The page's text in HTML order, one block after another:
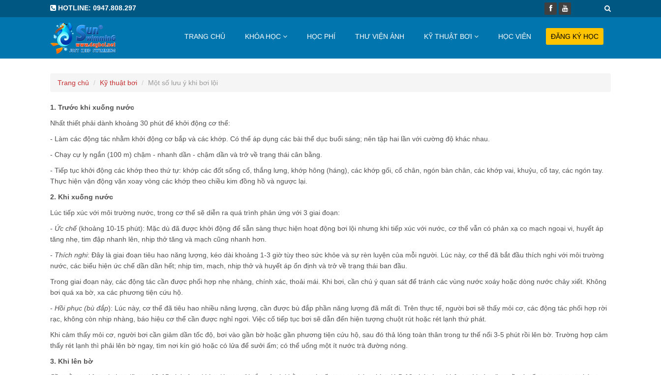
HOTLINE: 0947.808.297
TRANG CHỦ KHÓA HỌC HỌC PHÍ THƯ VIỆN ẢNH KỸ THUẬT BƠI HỌC VIÊN ĐĂNG KÝ HỌC
Trang chủ Kỹ thuật bơi Một số lưu ý khi bơi lội
1. Trước khi xuống nước
Nhất thiết phải dành khoảng 30 phút để khởi động cơ thể:
- Làm các động tác nhằm khởi động cơ bắp và các khớp. Có thể áp dụng các bài thể dục buổi sáng; nên tập hai lần với cường độ khác nhau.
- Chạy cự ly ngắn (100 m) chậm - nhanh dần - chậm dần và trở về trạng thái cân bằng.
- Tiếp tục khởi động các khớp theo thứ tự: khớp các đốt sống cổ, thắng lưng, khớp hông (háng), các khớp gối, cổ chân, ngón bàn chân, các khớp vai, khuỷu, cổ tay, các ngón tay.
Thực hiện vận động vặn xoay vòng các khớp theo chiều kim đồng hồ và ngược lại.
2. Khi xuống nước
Lúc tiếp xúc với môi trường nước, trong cơ thể sẽ diễn ra quá trình phản ứng với 3 giai đoạn:
- Ức chế(khoảng 10-15 phút): Mặc dù đã được khởi động để sẵn sàng thực hiện hoạt động bơi lội nhưng khi tiếp xúc với nước, cơ thể vẫn có phản xạ co mạch ngoại vi, huyết áp
tăng nhẹ, tim đập nhanh lên, nhịp thở tăng và mạch cũng nhanh hơn.
- Thích nghi: Đây là giai đoạn tiêu hao năng lượng, kéo dài khoảng 1-3 giờ tùy theo sức khỏe và sự rèn luyện của mỗi người. Lúc này, cơ thể đã bắt đầu thích nghi với môi trường
nước, các biểu hiện ức chế dần dần hết; nhịp tim, mạch, nhịp thở và huyết áp ổn định và trở về trạng thái ban đầu.
Trong giai đoạn này, các động tác cần được phối hợp nhẹ nhàng, chính xác, thoải mái. Khi bơi, cần chú ý quan sát để tránh các vùng nước xoáy hoặc dòng nước chảy xiết. Không
bơi quá xa bờ, xa các phương tiện cứu hộ.
- Hồi phục (bù đắp): Lúc này, cơ thể đã tiêu hao nhiều năng lượng, cần được bù đắp phần năng lượng đã mất đi. Trên thực tế, người bơi sẽ thấy mỏi cơ, các động tác phối hợp rời
rạc, không còn nhịp nhàng, báo hiệu cơ thể cần được nghỉ ngơi. Việc cố tiếp tục bơi sẽ dẫn đến hiện tượng chuột rút hoặc rét lạnh thứ phát.
Khi cảm thấy mỏi cơ, người bơi cần giảm dần tốc độ, bơi vào gần bờ hoặc gần phương tiện cứu hộ, sau đó thả lỏng toàn thân trong tư thế nổi 3-5 phút rồi lên bờ. Trường hợp cảm
thấy rét lạnh thì phải lên bờ ngay, tìm nơi kín gió hoặc có lửa để sưởi ấm; có thể uống một ít nước trà đường nóng.
3. Khi lên bờ